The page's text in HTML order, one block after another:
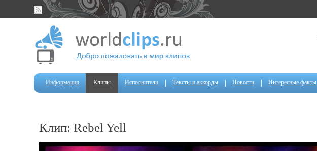
Информация Клипы Исполнители Тексты и аккорды Новости Интересные факты
Клип: Rebel Yell